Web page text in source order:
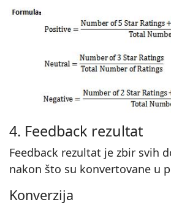
4. Feedback rezultat
Feedback rezultat je zbir svih
nakon što su konvertovane u
Konverzija